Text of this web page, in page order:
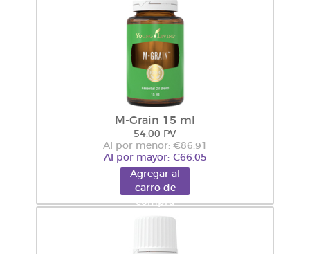
M-Grain 15 ml
54.00 PV
Al por menor: €86.91
Al por mayor: €66.05
Agregar al
carro de
compra